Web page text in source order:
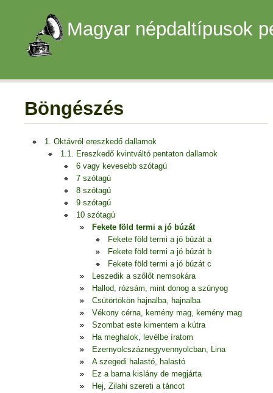
Magyar népdaltípusok
Böngészés
1. Oktávról ereszkedő dallamok
1.1. Ereszkedő kvintváltó pentaton dallamok
6 vagy kevesebb szótagú
7 szótagú
8 szótagú
9 szótagú
10 szótagú
Fekete föld termi a jó búzát
Fekete föld termi a jó búzát a
Fekete föld termi a jó búzát b
Fekete föld termi a jó búzát c
Leszedik a szőlőt nemsokára
Hallod, rózsám, mint donog a szúnyog
Csütörtökön hajnalba, hajnalba
Vékony cérna, kemény mag, kemény mag
Szombat este kimentem a kútra
Ha meghalok, levélbe íratom
Ezernyolcszáznegyvennyolcban, Lina
A szegedi halastó, halastó
Ez a barna kislány de megjárta
Hej, Zilahi szereti a táncot